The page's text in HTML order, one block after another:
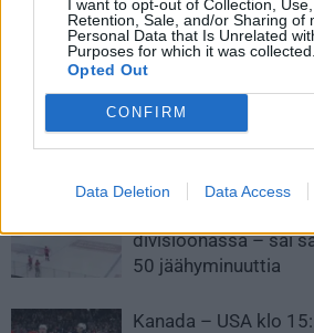
I want to opt-out of Collection, Use,
Retention, Sale, and/or Sharing of
Personal Data that Is Unrelated
Purposes for which it was collected.
Opted Out
CONFIRM
Data Deletion Data Access
LIITTYVÄT ARTIKKELIT LISÄÄ
Leijonat julkisti ketjut
Aleksander Barkov
divisioonassa – sai
50 jäähyminuuttia
Kanada – USA klo